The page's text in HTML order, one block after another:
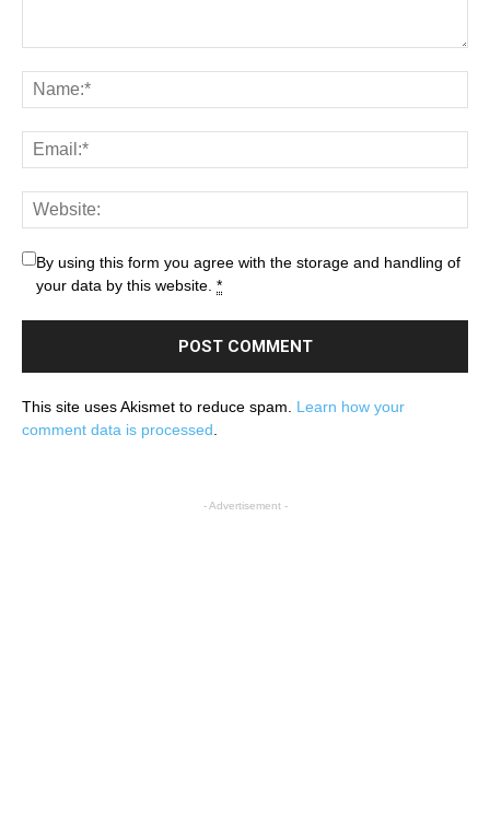
By using this form you agree with the storage and handling of
your data by this website. *
This site uses Akismet to reduce spam. Learn how your
comment data is processed
- Advertisement -